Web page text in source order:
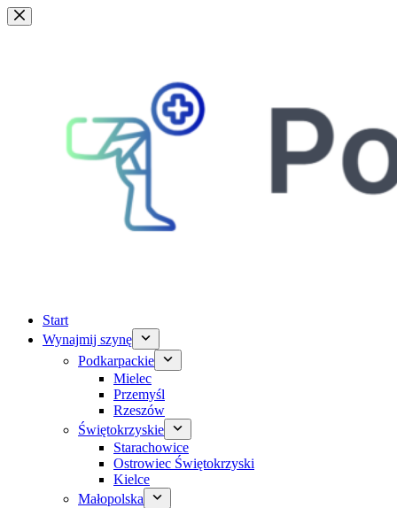
Przejdź
do
Start
Wynajmij szynę
Podkarpackie
Mielec
Przemyśl
Rzeszów
Świętokrzyskie
Starachowice
Ostrowiec Świętokrzyski
Kielce
Małopolska